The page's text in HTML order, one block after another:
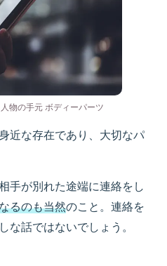
物の手元 ボディーパーツ
近な存在であり、大切なパ
手が別れた途端に連絡をし
るのも当然のこと。連絡を
な話ではないでしょう。